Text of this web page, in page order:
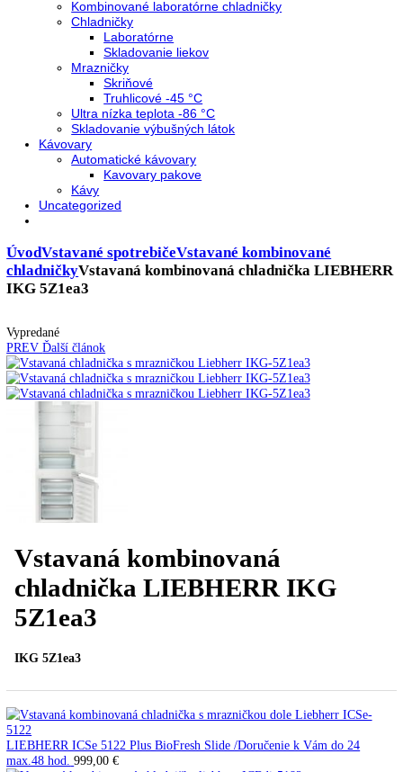
Chladnie nápojov
Skriňové
Truhlicové
Vinotéky
Pekárne
Chladničky
Mrazničky
Výskum a laboratóriá
Kombinované laboratórne chladničky
Chladničky
Laboratórne
Mrazničky
Truhlicové -45 °C
Ultra nízka teplota -86 °C
Skladovanie výbušných látok
Kávovary
Kávy
Uncategorized
Úvod Vstavané spotrebiče
chladničky
IKG 5Z1ea3
Vypredané
PREVĎalší článok
Vstavaná kombinovaná